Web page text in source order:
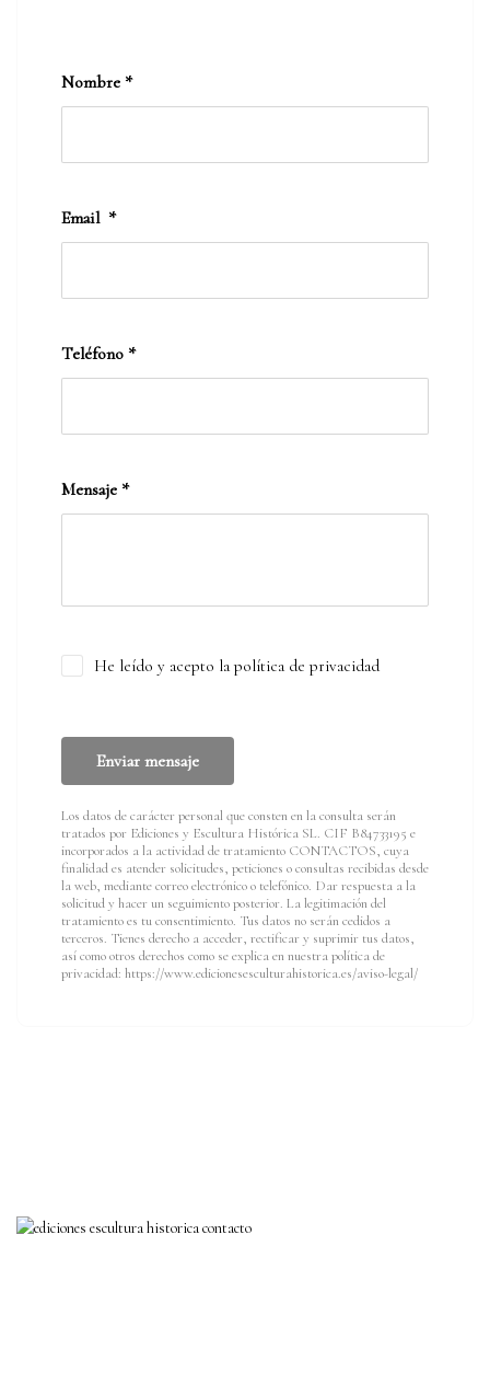
Nombre *
Email *
Teléfono *
Mensaje *
He leído y acepto la política de privacidad
Enviar mensaje
Los datos de carácter personal que consten en la consulta serán
tratados por Ediciones y Escultura Histórica SL. CIF B84733195 e
incorporados a la actividad de tratamiento CONTACTOS, cuya
finalidad es atender solicitudes, peticiones o consultas recibidas desde
la web, mediante correo electrónico o telefónico. Dar respuesta a la
solicitud y hacer un seguimiento posterior. La legitimación del
tratamiento es tu consentimiento. Tus datos no serán cedidos a
terceros. Tienes derecho a acceder, rectificar y suprimir tus datos,
así como otros derechos como se explica en nuestra política de
privacidad: https://www.edicionesesculturahistorica.es/aviso-legal/